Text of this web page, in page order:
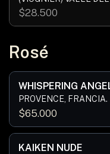
$28.500
Rosé
WHISPERING
PROVENCE, FRANCIA.
$65.000
KAIKEN NUDE